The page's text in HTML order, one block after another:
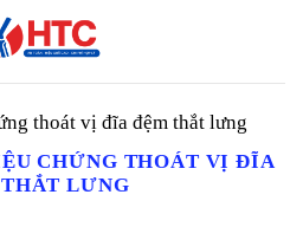
thoát vị đĩa đệm thắt lưng
CHỨNG THOÁT VỊ ĐĨA
LƯNG